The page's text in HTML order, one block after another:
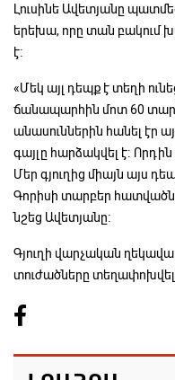
Լուսինե Ավետյանը
երեխա, որը տան բակում
է։
«Մեկ այլ դեպք է տեղի
ճանապարհին մոտ 60
անասուններին հանել էր
գայլը հարձակվել է։
Մեր գյուղից միայն այս
Գորիսի տարբեր
նշեց Ավետյանը։
Գյուղի վարչական
տուժածները